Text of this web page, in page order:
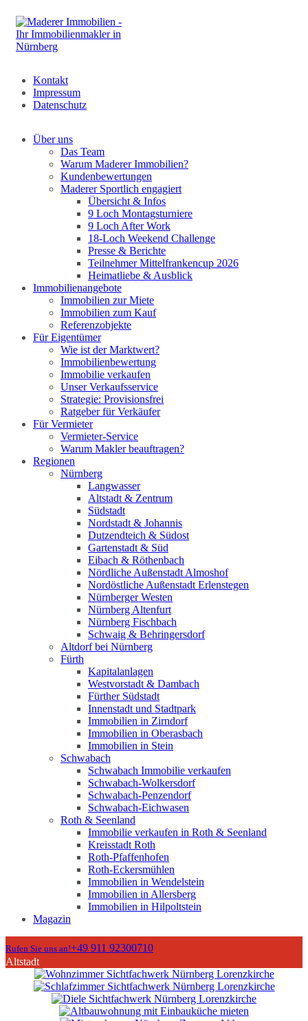
Kontakt
Impressum
Datenschutz
Über uns
Das Team
Warum Maderer Immobilien?
Kundenbewertungen
Maderer Sportlich engagiert
Übersicht & Infos
9 Loch Montagsturniere
9 Loch After Work
18-Loch Weekend Challenge
Presse & Berichte
Teilnehmer Mittelfrankencup 2026
Heimatliebe & Ausblick
Immobilienangebote
Immobilien zur Miete
Immobilien zum Kauf
Referenzobjekte
Für Eigentümer
Wie ist der Marktwert?
Immobilienbewertung
Immobilie verkaufen
Unser Verkaufsservice
Strategie: Provisionsfrei
Ratgeber für Verkäufer
Für Vermieter
Vermieter-Service
Warum Makler beauftragen?
Regionen
Nürnberg
Langwasser
Altstadt & Zentrum
Südstadt
Nordstadt & Johannis
Dutzendteich & Südost
Gartenstadt & Süd
Eibach & Röthenbach
Nördliche Außenstadt Almoshof
Nordöstliche Außenstadt Erlenstegen
Nürnberger Westen
Nürnberg Altenfurt
Nürnberg Fischbach
Schwaig & Behringersdorf
Altdorf bei Nürnberg
Fürth
Kapitalanlagen
Westvorstadt & Dambach
Fürther Südstadt
Innenstadt und Stadtpark
Immobilien in Zirndorf
Immobilien in Oberasbach
Immobilien in Stein
Schwabach
Schwabach Immobilie verkaufen
Schwabach-Wolkersdorf
Schwabach-Penzendorf
Schwabach-Eichwasen
Roth & Seenland
Immobilie verkaufen in Roth & Seenland
Kreisstadt Roth
Roth-Pfaffenhofen
Roth-Eckersmühlen
Immobilien in Wendelstein
Immobilien in Allersberg
Immobilien in Hilpoltstein
Magazin
Rufen Sie uns an!+49 911 92300710
Altstadt